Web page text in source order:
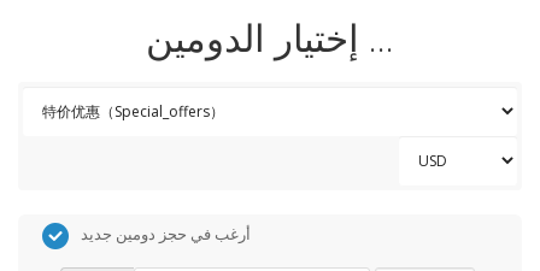
إختيار الدومين ...
أرغب في حجز دومين جديد